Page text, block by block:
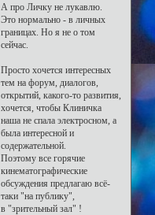
А про Личку не лукавлю.
Это нормально - в личных
границах. Но я не о том
сейчас.
Просто хочется интересных
тем на форум, диалогов,
открытий, какого-то развития,
хочется, чтобы Клиничка
наша не спала электросном, а
была интересной и
содержательной.
Поэтому все горячие
кинематографические
обсуждения предлагаю всё-
таки "на публику",
в "зрительный зал" !